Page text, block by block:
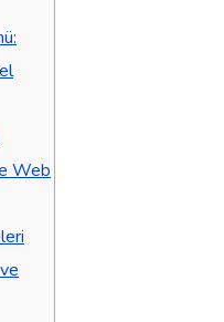
Web